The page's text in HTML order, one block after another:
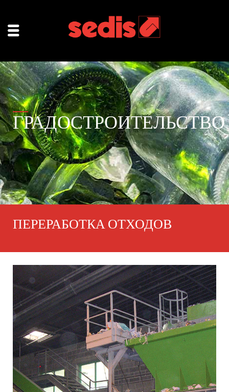
ГРАДОСТРОИТЕЛЬСТВО
ПЕРЕРАБОТКА ОТХОДОВ